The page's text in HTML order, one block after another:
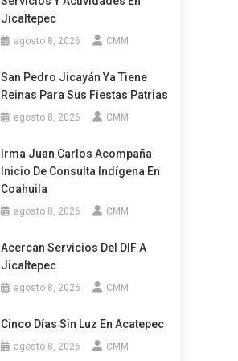
Jicaltepec
agosto 8, 2026 CMM
San Pedro Jicayán Ya Tiene
Reinas Para Sus Fiestas Patrias
agosto 8, 2026 CMM
Irma Juan Carlos Acompaña
Inicio De Consulta Indígena En
Coahuila
agosto 8, 2026 CMM
Acercan Servicios Del DIF A
Jicaltepec
agosto 8, 2026 CMM
Cinco Días Sin Luz En Acatepec
agosto 8, 2026 CMM